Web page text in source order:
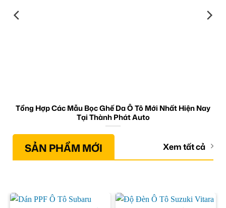
Tổng Hợp Các Mẫu Bọc Ghế Da Ô Tô Mới Nhất Hiện Nay
Tại Thành Phát Auto
SẢN PHẨM MỚI Xem tất cả